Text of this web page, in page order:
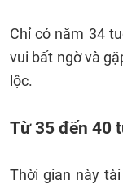
Chỉ có năm 34
vui bất ngờ và
lộc.
Từ 35 đến 40
Thời gian này